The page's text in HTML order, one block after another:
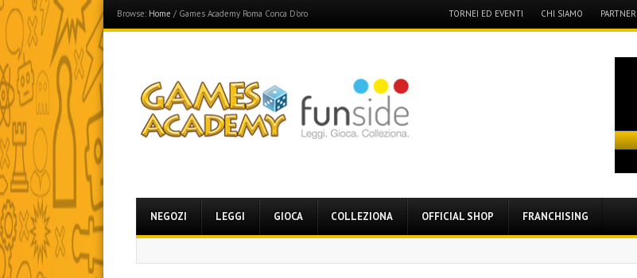
Browse: Home / Games Academy Roma Conca D'oro Menu
Skip
to
TORNEI ED EVENTI CHI SIAMO PARTNER
Games Academy
Menu
content
NEGOZI LEGGI GIOCA COLLEZIONA OFFICIAL SHOP FRANCHISING